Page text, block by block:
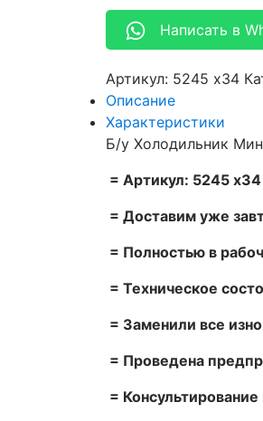
Написать в
Артикул: 5245 х34
Описание
Характеристики
Б/у Холодильник
= Артикул: 5245 х34
= Доставим уже
= Полностью в
= Техническое
= Заменили все
= Проведена
=